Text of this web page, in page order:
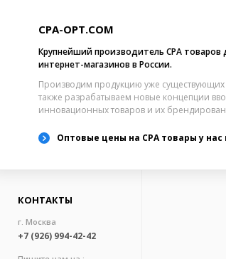
CPA-OPT.COM
Крупнейший производитель CPA
интернет-магазинов в России.
Производим продукцию уже
также разрабатываем новые концепции
инновационных товаров и их
Оптовые цены на CPA товары у
КОНТАКТЫ
г. Москва
+7 (926) 994-42-42